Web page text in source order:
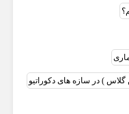
) در سازه های دکوراتیو